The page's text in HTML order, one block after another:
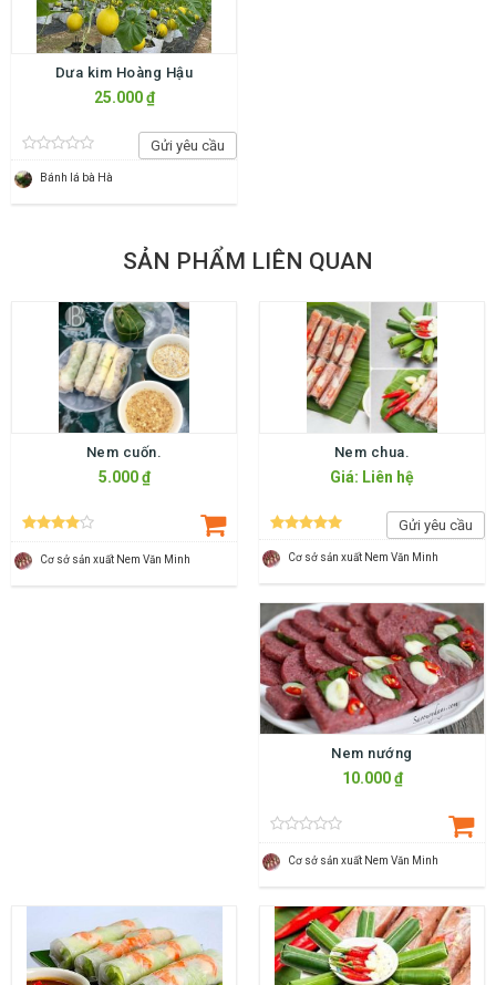
Dưa kim Hoàng Hậu
25.000 ₫
Gửi yêu cầu
Bánh lá bà Hà
SẢN PHẨM LIÊN QUAN
Nem cuốn.
5.000 ₫
Cơ sở sản xuất Nem Văn Minh
Nem chua.
Giá: Liên hệ
Gửi yêu cầu
Cơ sở sản xuất Nem Văn Minh
Nem nướng
10.000 ₫
Cơ sở sản xuất Nem Văn Minh